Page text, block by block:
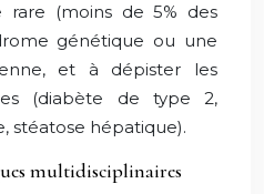
rare (moins de 5% des
génétique ou une
et à dépister les
(diabète de type 2,
stéatose hépatique).
multidisciplinaires